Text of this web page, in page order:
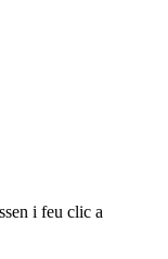
i feu clic a